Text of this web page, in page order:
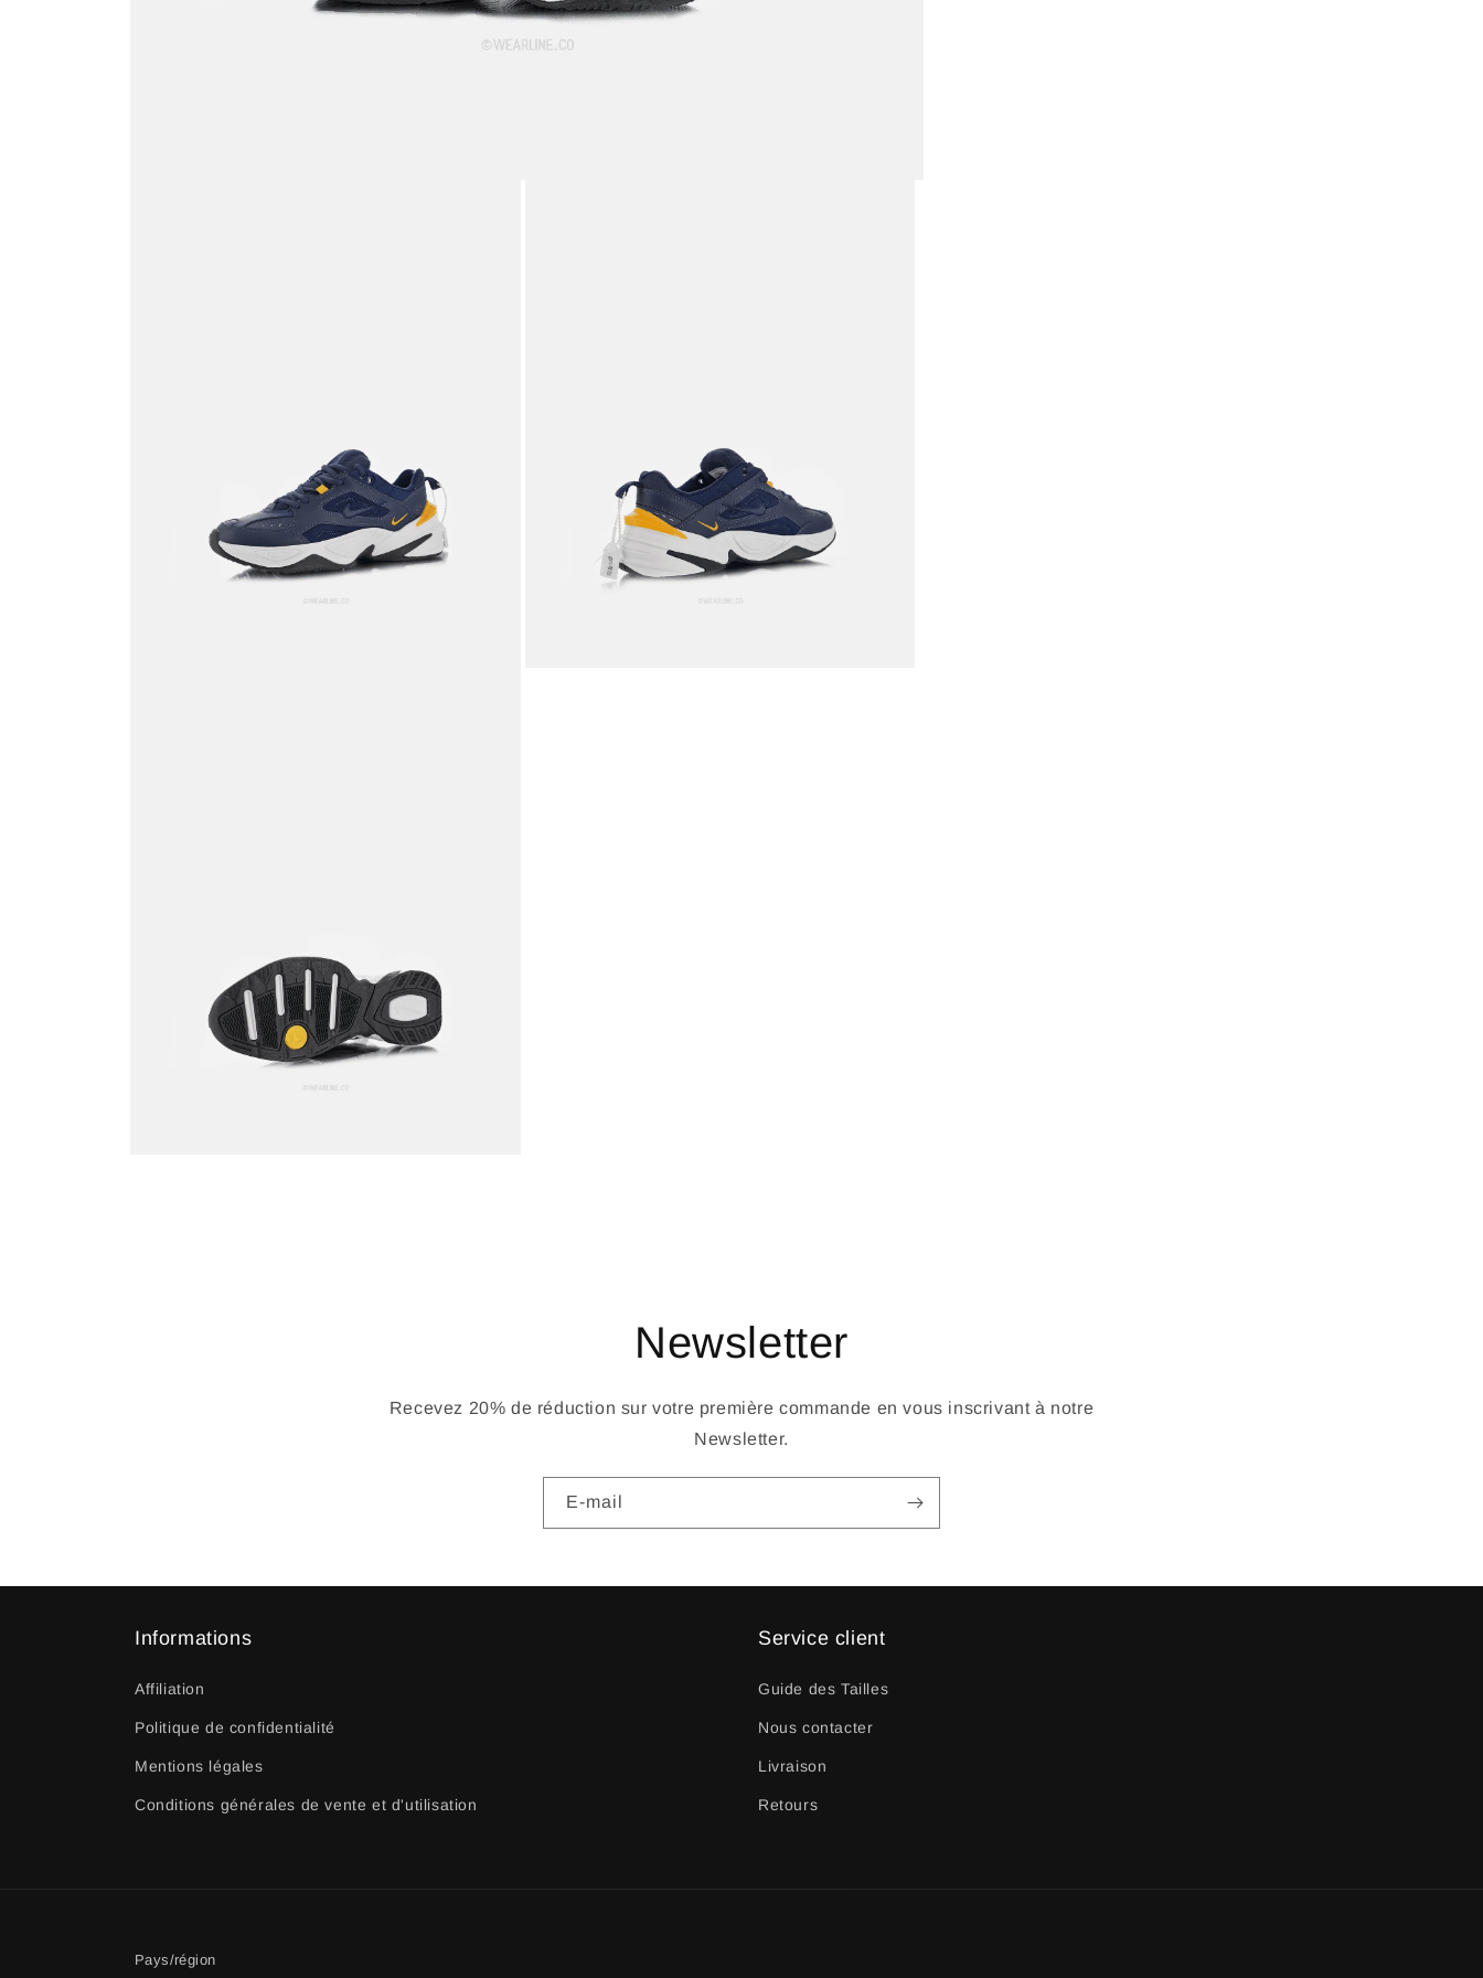
Newsletter
Recevez 20% de réduction sur votre première commande en vous inscrivant à notre
Newsletter.
E-mail
Informations
Affiliation
Politique de confidentialité
Mentions légales
Conditions générales de vente et d'utilisation
Service client
Guide des Tailles
Nous contacter
Livraison
Retours
Pays/région